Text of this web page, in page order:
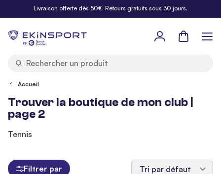
Allez au contenuLivraison offerte dès 50€. Retours gratuits sous 30 jours.
by
Panier
Accueil
Trouver la boutique de mon club |
page 2
Tennis
Filtrer par